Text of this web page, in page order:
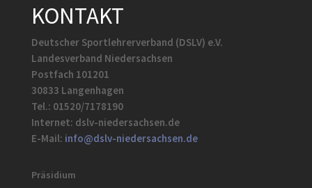
KONTAKT
Deutscher Sportlehrerverband (DSLV) e.V.
Landesverband Niedersachsen
Postfach 101201
30833 Langenhagen
Tel.: 01520/7178190
Internet: dslv-niedersachsen.de
E-Mail: info@dslv-niedersachsen.de
Präsidium